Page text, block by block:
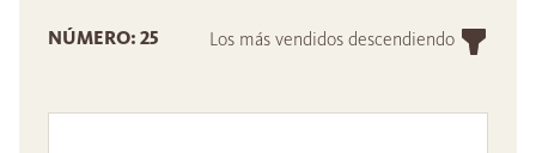
NÚMERO: 25 Los más vendidos descendiendo